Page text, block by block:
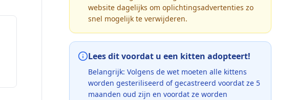
website dagelijks om oplichtingsadvertenties zo
snel mogelijk te verwijderen.
Lees dit voordat u een kitten adopteert!
Belangrijk: Volgens de wet moeten alle kittens
worden gesteriliseerd of gecastreerd voordat ze 5
maanden oud zijn en voordat ze worden